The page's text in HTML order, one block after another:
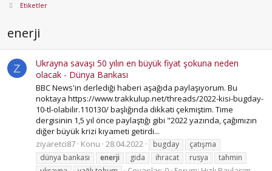
Etiketler
enerji
Z
Ukrayna savaşı 50 yılın en büyük fiyat şokuna neden
olacak - Dünya Bankası
BBC News'in derlediği haberi aşağıda paylaşıyorum. Bu
noktaya https://www.trakkulup.net/threads/2022-kisi-bugday-
10-tl-olabilir.110130/ başlığında dikkati çekmiştim. Time
dergisinin 1,5 yıl önce paylaştığı gibi "2022 yazında, çağımızın
diğer büyük krizi kıyameti getirdi...
ziyaretci87 Konu 28.04.2022 bugday
çatışma
dünya bankası
enerji gida ihracat rusya
tahmin